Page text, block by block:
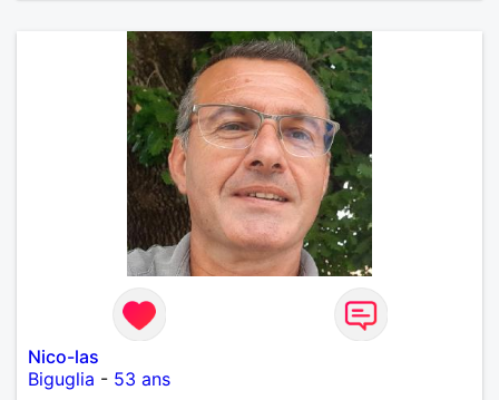
Nico-las
Biguglia - 53 ans